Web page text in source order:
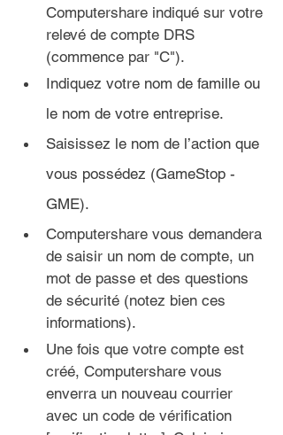
Computershare indiqué sur votre
relevé de compte DRS
(commence par "C").
Indiquez votre nom de famille ou
le nom de votre entreprise.
Saisissez le nom de l’action que
vous possédez (GameStop -
GME).
Computershare vous demandera
de saisir un nom de compte, un
mot de passe et des questions
de sécurité (notez bien ces
informations).
Une fois que votre compte est
créé, Computershare vous
enverra un nouveau courrier
avec un code de vérification